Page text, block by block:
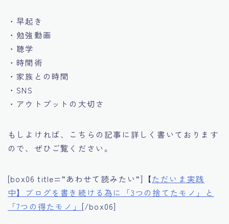
・早起き
・勉強動画
・聴学
・時間術
・家族との時間
・SNS
・アウトプットの大切さ
もしよければ、こちらの記事に詳しく書いております
ので、ぜひご覧ください。
[box06 title=”あわせて読みたい”]【ただいま実践
中】ブログを書き続ける為に「3つの捨てたモノ」と
「7つの得たモノ」 [/box06]